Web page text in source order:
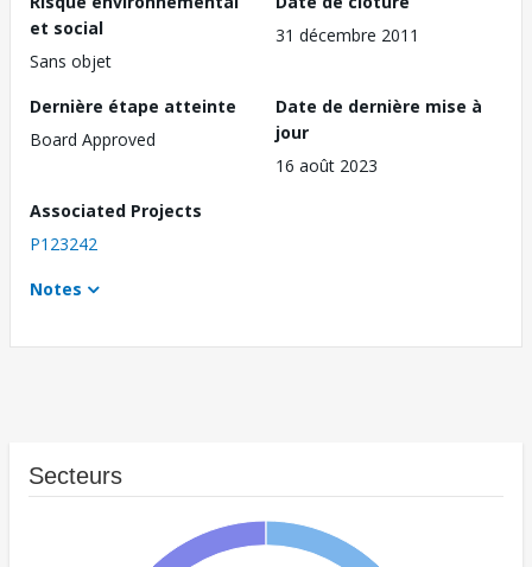
et social
Sans objet
31 décembre 2011
Dernière étape atteinte
Board Approved
Date de dernière mise à
jour
16 août 2023
Associated Projects
P123242
Notes
Secteurs